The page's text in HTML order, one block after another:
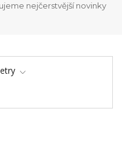
nejčerstvější novinky